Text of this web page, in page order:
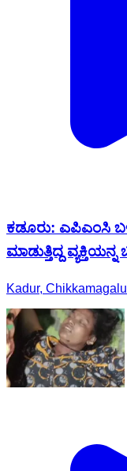
ಕಡೂರು: ಎಪಿಎಂಸಿ
ಮಾಡುತ್ತಿದ್ದ
Kadur,